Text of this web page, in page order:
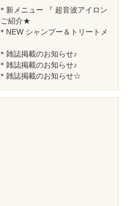
新メニュー 『 超音波アイロン
ご紹介★
NEW シャンプー＆トリートメ
雑誌掲載のお知らせ♪
雑誌掲載のお知らせ♪
雑誌掲載のお知らせ☆